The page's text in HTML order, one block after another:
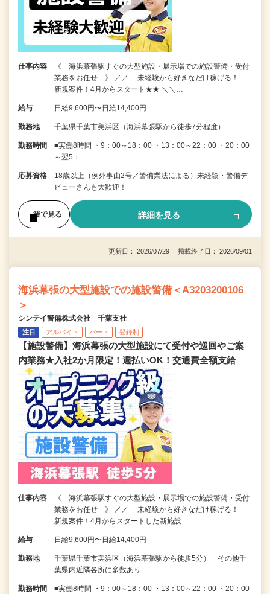
仕事内容
《 海浜幕張駅すぐの大型施設・展示場での施設警備・受付
業務をお任せ 》 ／／ 未経験から好きなだけ稼げる！
新規案件！4月からスタート★★ ＼＼…
給与 日給9,600円〜日給14,400円
勤務地 千葉県千葉市美浜区（海浜幕張駅から徒歩7分程度）
勤務時間
■実働8時間 ・9：00～18：00 ・13：00～22：00 ・20：00
～翌5：…
応募資格
18歳以上（例外事由2号／警備業法による）未経験・警備デ
ビューさんも大歓迎！
後で見る 詳細を見る
更新日： 2026/07/29 掲載終了日： 2026/09/01
海浜幕張の大型施設での施設警備＜A3203200106
＞
シンテイ警備株式会社 千葉支社
注目 アルバイト パート 登録制
【施設警備】海浜幕張の大型施設にて受付や巡回やご案
内業務★入社2か月限定！週払いOK！交通費全額支給
仕事内容
《 海浜幕張駅すぐの大型施設・展示場での施設警備・受付
業務をお任せ 》 ／／ 未経験から好きなだけ稼げる！
新規案件！4月からスタートした新施設 …
給与 日給9,600円〜日給14,400円
勤務地
千葉県千葉市美浜区（海浜幕張駅から徒歩5分） その他千
葉県内近隣各所に多数あり
勤務時間
■実働8時間 ・9：00～18：00 ・13：00～22：00 ・20：00